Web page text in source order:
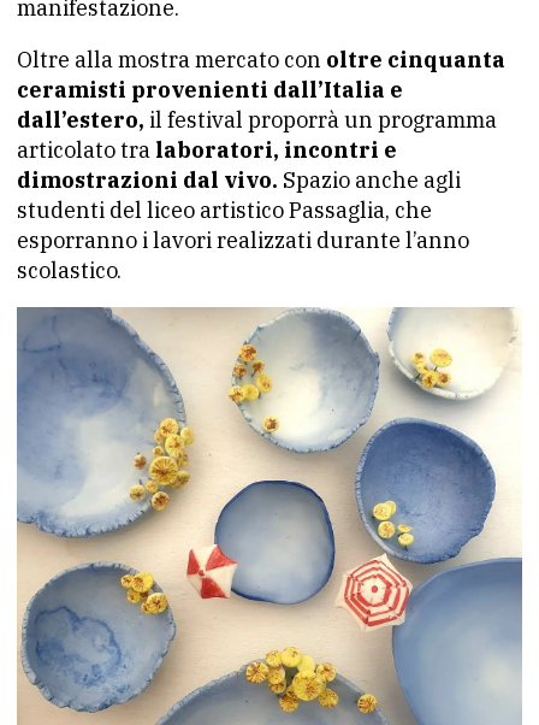
manifestazione.
Oltre alla mostra mercato con oltre cinquanta
ceramisti provenienti dall’Italia e
dall’estero, il festival proporrà un programma
articolato tra laboratori, incontri e
dimostrazioni dal vivo. Spazio anche agli
studenti del liceo artistico Passaglia, che
esporranno i lavori realizzati durante l’anno
scolastico.